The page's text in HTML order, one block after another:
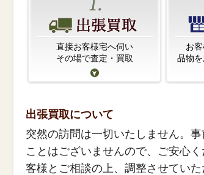
直接お客様宅へ伺い
その場で査定・買取
お
品物を
出張買取について
突然の訪問は一切いたしません。
ことはございませんので、ご安心
客様とご相談の上、調整させていた